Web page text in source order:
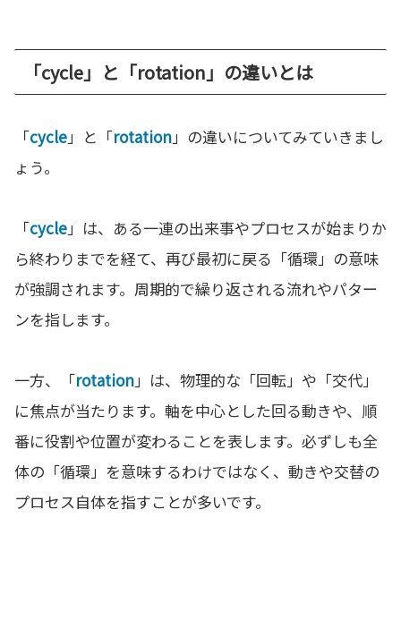
「cycle」と「rotation」の違いとは
「cycle」と「rotation」の違いについてみていきまし
ょう。
「cycle」は、ある一連の出来事やプロセスが始まりか
ら終わりまでを経て、再び最初に戻る「循環」の意味
が強調されます。周期的で繰り返される流れやパター
ンを指します。
一方、「rotation」は、物理的な「回転」や「交代」
に焦点が当たります。軸を中心とした回る動きや、順
番に役割や位置が変わることを表します。必ずしも全
体の「循環」を意味するわけではなく、動きや交替の
プロセス自体を指すことが多いです。